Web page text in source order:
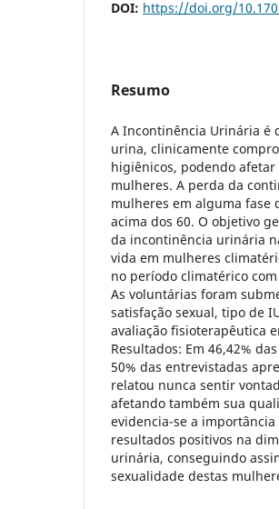
DOI: https://doi.org/
Resumo
A Incontinência Urinária é
urina, clinicamente
higiênicos, podendo
mulheres. A perda da
mulheres em alguma fase
acima dos 60. O objetivo
da incontinência urinária
vida em mulheres
no período climatérico
As voluntárias foram
satisfação sexual, tipo de
avaliação fisioterapêutica
Resultados: Em 46,42%
50% das entrevistadas
relatou nunca sentir
afetando também sua
evidencia-se a
resultados positivos na
urinária, conseguindo
sexualidade destas